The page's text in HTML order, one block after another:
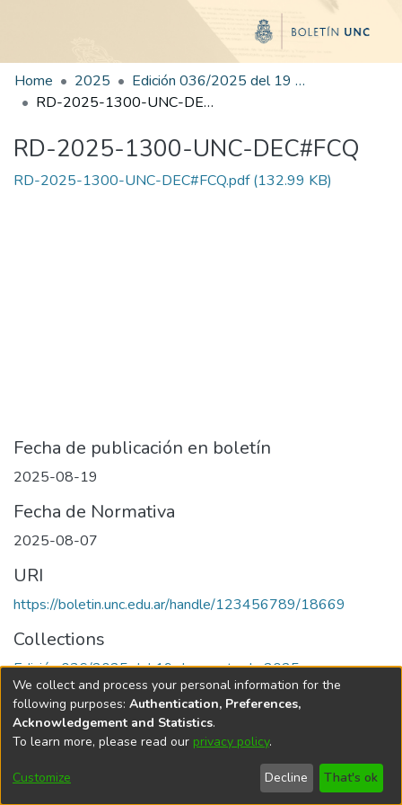
Home 2025
Edición 036/2025 del 19 de agosto de 2025
RD-2025-1300-UNC-DEC#FCQ
RD-2025-1300-UNC-DEC#FCQ
RD-2025-1300-UNC-DEC#FCQ.pdf(132.99 KB)
Fecha de publicación en boletín
2025-08-19
Fecha de Normativa
2025-08-07
URI
https://boletin.unc.edu.ar/handle/123456789/18669
Collections
Edición 036/2025 del 19 de agosto de 2025
Universidad Nacional de Córdoba
We collect and process your personal information for the
following purposes: Authentication, Preferences,
Acknowledgement and Statistics.
To learn more, please read our privacy policy.
Customize Decline That's ok